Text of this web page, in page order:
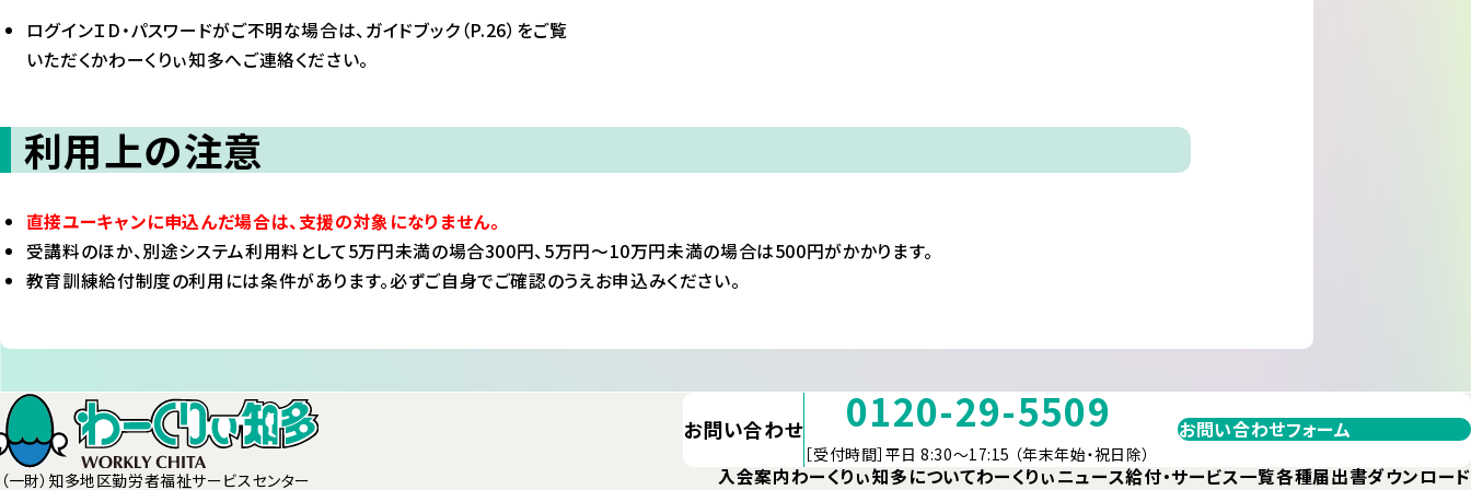
ログインＩD・パスワードがご不明な場合は、ガイドブック（P.26）をご覧
いただくかわーくりぃ知多へご連絡ください。
利用上の注意
直接ユーキャンに申込んだ場合は、支援の対象になりません。
受講料のほか、別途システム利用料として5万円未満の場合300円、5万円～10万円未満の場合は500円がかかります。
教育訓練給付制度の利用には条件があります。必ずご自身でご確認のうえお申込みください。
（一財）知多地区勤労者福祉サービスセンター
お問い合わせ 0120-29-5509
［受付時間］平日 8:30～17:15 （年末年始・祝日除）
お問い合わせフォーム
入会案内わーくりぃ知多についてわーくりぃニュース給付・サービス一覧各種届出書ダウンロード